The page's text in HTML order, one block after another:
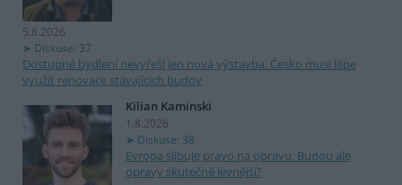
5.8.2026
Diskuse: 37
Dostupné bydlení nevyřeší jen nová výstavba. Česko musí lépe
využít renovace stávajících budov
Kilian Kaminski
1.8.2026
Diskuse: 38
Evropa slibuje právo na opravu. Budou ale
opravy skutečně levnější?